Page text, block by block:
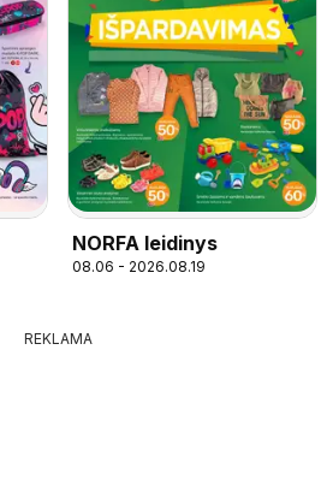
NORFA leidinys
08.06 - 2026.08.19
REKLAMA